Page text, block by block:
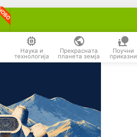
Наука и
технологија
Прекрасната
планета земја
Поучни
приказни